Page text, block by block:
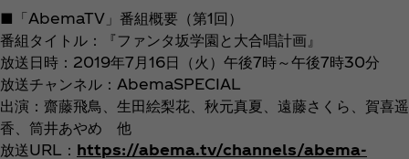
■「AbemaTV」番組概要（第1回）
番組タイトル：『ファンタ坂学園と大合唱計画』
放送日時：2019年7月16日（火）午後7時～午後7時30分
放送チャンネル：AbemaSPECIAL
出演：齋藤飛鳥、生田絵梨花、秋元真夏、遠藤さくら、賀喜遥
香、筒井あやめ 他
放送URL： https://abema.tv/channels/abema-